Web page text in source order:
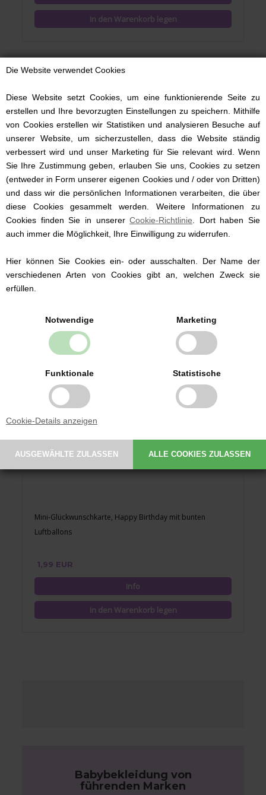
Die Website verwendet Cookies
Diese Website setzt Cookies, um eine funktionierende Seite zu
erstellen und Ihre bevorzugten Einstellungen zu speichern. Mithilfe
von Cookies erstellen wir Statistiken und analysieren Besuche auf
unserer Website, um sicherzustellen, dass die Website ständig
verbessert wird und unser Marketing für Sie relevant wird. Wenn
Sie Ihre Zustimmung geben, erlauben Sie uns, Cookies zu setzen
(entweder in Form unserer eigenen Cookies und / oder von Dritten)
und dass wir die persönlichen Informationen verarbeiten, die über
diese Cookies gesammelt werden. Weitere Informationen zu
Cookies finden Sie in unsererCookie-Richtlinie . Dort haben Sie
auch immer die Möglichkeit, Ihre Einwilligung zu widerrufen.
Hier können Sie Cookies ein- oder ausschalten. Der Name der
verschiedenen Arten von Cookies gibt an, welchen Zweck sie
erfüllen.
Notwendige Marketing
Funktionale Statistische
Cookie-Details anzeigen
Mini-Glückwunschkarte, Einhorn, Regenbogenfarben
Mini-Glückwunschkarte, Happy Birthday mit bunten
Luftballons
1,99 EUR
Babybekleidung von
führenden Marken